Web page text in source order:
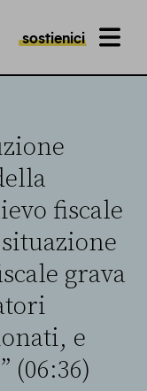
sostienici MENU
fiscale
grava
e
(06:36)